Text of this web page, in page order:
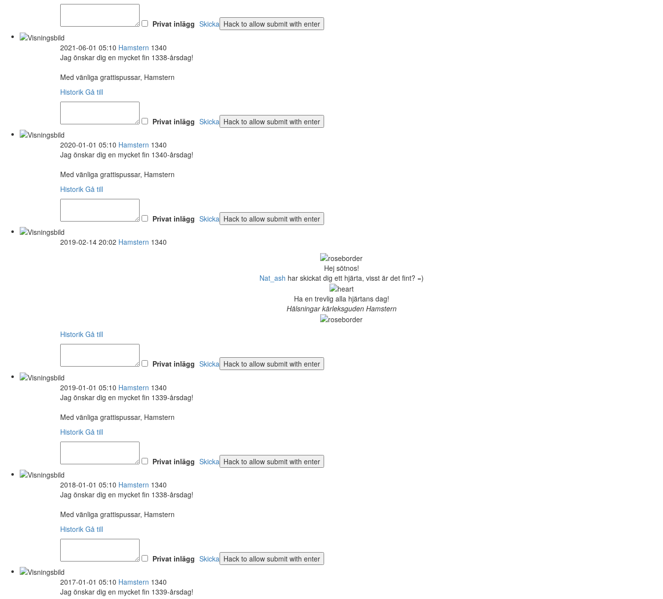
Privat inlägg Skicka
2021-06-01 05:10 Hamstern 1340
Jag önskar dig en mycket fin 1338-årsdag!
Med vänliga grattispussar, Hamstern
Historik Gå till
Privat inlägg Skicka
2020-01-01 05:10 Hamstern 1340
Jag önskar dig en mycket fin 1340-årsdag!
Med vänliga grattispussar, Hamstern
Historik Gå till
Privat inlägg Skicka
2019-02-14 20:02 Hamstern 1340
Hej sötnos!
Nat_ash har skickat dig ett hjärta, visst är det fint? =)
Ha en trevlig alla hjärtans dag!
Hälsningar kärleksguden Hamstern
Historik Gå till
Privat inlägg Skicka
2019-01-01 05:10 Hamstern 1340
Jag önskar dig en mycket fin 1339-årsdag!
Med vänliga grattispussar, Hamstern
Historik Gå till
Privat inlägg Skicka
2018-01-01 05:10 Hamstern 1340
Jag önskar dig en mycket fin 1338-årsdag!
Med vänliga grattispussar, Hamstern
Historik Gå till
Privat inlägg Skicka
2017-01-01 05:10 Hamstern 1340
Jag önskar dig en mycket fin 1339-årsdag!